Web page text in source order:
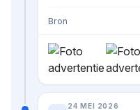
Bron
24 MEI 2026